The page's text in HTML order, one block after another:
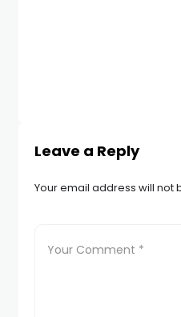
Leave a Reply
Your email address will not